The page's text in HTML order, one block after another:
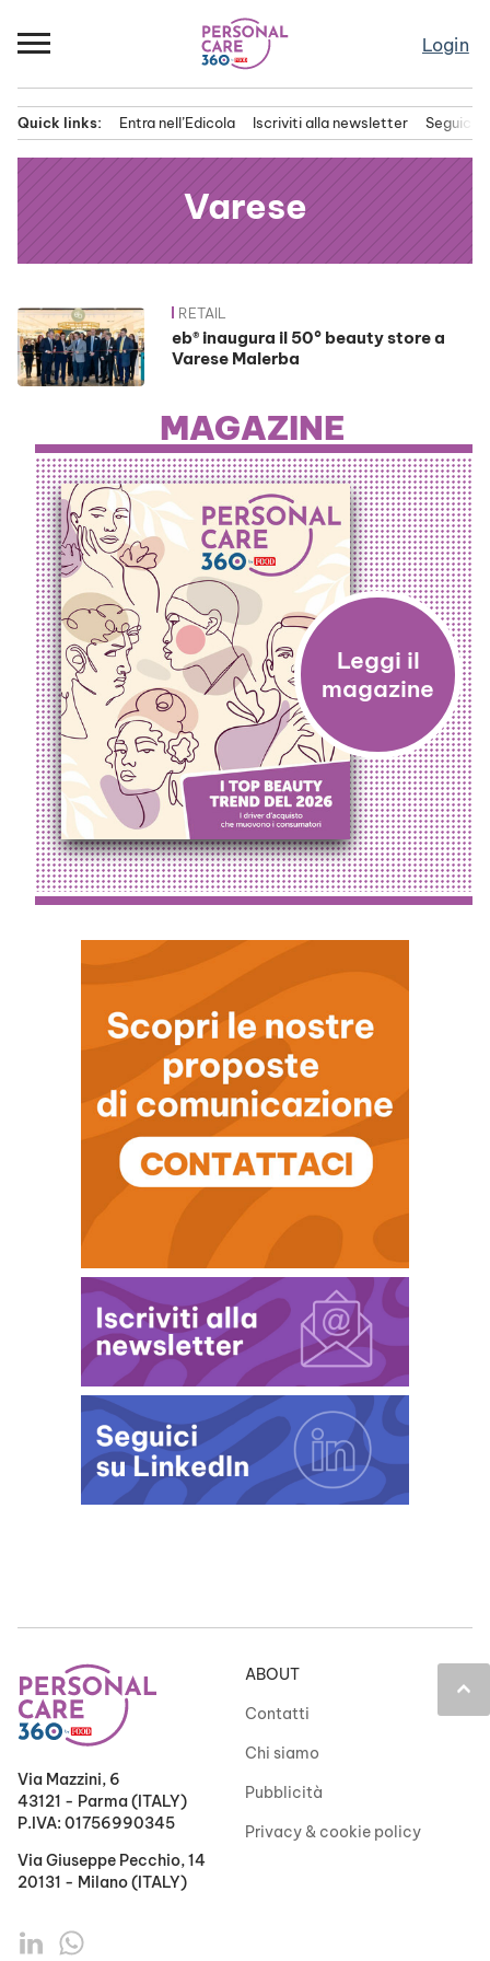
al
Login
principale
Quick links: Entra nell’Edicola Iscriviti alla newsletter Seguici
Varese
News RETAIL
eb® inaugura il 50° beauty store a
Varese Malerba
MAGAZINE
keyboard_arrow_up
Via Mazzini, 6
43121 - Parma (ITALY)
P.IVA: 01756990345
Via Giuseppe Pecchio, 14
20131 - Milano (ITALY)
ABOUT
Contatti
Chi siamo
Pubblicità
Privacy & cookie policy